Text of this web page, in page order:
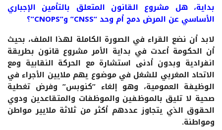
بداية، هل مشروع القانون المتعلق بالتأمين الإجباري
الأساسي عن المرض دمج أم وحد “CNSS” و”CNOPS”؟
لابد أن نضع القراء في الصورة الكاملة لهذا الملف، بحيث
أن الحكومة أعدت في بداية الأمر مشروع قانون بطريقة
انفرادية وبدون أدنى استشارة مع الحركة النقابية ومع
الاتحاد المغربي للشغل في موضوع يهم ملايين الأجراء في
الوظيفة العمومية، وهو إلغاء ”كنوبس” وفرض تغطية
صحية لا تليق بالموظفين والموظفات والمتقاعدين ودوي
الحقوق الذي يتجاوز عددهم أكثر من ثلاثة ملايير مواطن
ومواطنة.